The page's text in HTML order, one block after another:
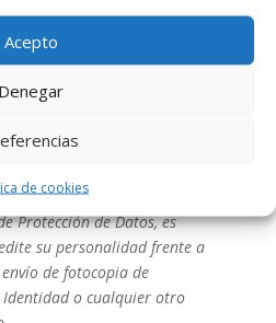
Acepto
Denegar
de cookies
El derecho de oposición al
personales. El derecho de
de sus datos personales. Y el
de sus datos personales
,19 de Manises 46940
1/1998, de 19 de enero,
Protección de Datos, es
su personalidad frente a
envío de fotocopia de
o cualquier otro